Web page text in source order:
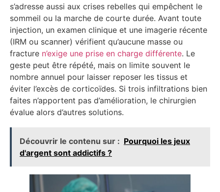
s’adresse aussi aux crises rebelles qui empêchent le
sommeil ou la marche de courte durée. Avant toute
injection, un examen clinique et une imagerie récente
(IRM ou scanner) vérifient qu’aucune masse ou
fracture n’exige une prise en charge différente. Le
geste peut être répété, mais on limite souvent le
nombre annuel pour laisser reposer les tissus et
éviter l’excès de corticoïdes. Si trois infiltrations bien
faites n’apportent pas d’amélioration, le chirurgien
évalue alors d’autres solutions.
Découvrir le contenu sur : Pourquoi les jeux
d'argent sont addictifs ?